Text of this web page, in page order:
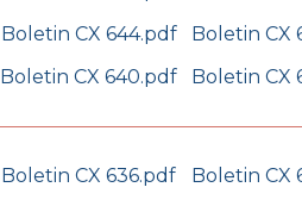
Boletin CX 644.pdf
Boletin CX
Boletin CX 640.pdf Boletin CX
Boletin CX 636.pdf
Boletin CX